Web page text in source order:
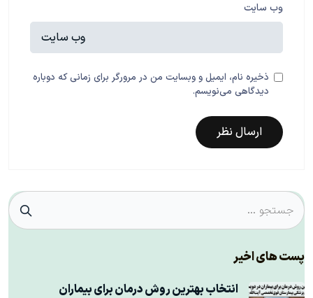
وب‌ سایت
ذخیره نام، ایمیل و وبسایت من در مرورگر برای زمانی که دوباره
دیدگاهی می‌نویسم.
پست های اخیر
انتخاب بهترین روش درمان برای بیماران